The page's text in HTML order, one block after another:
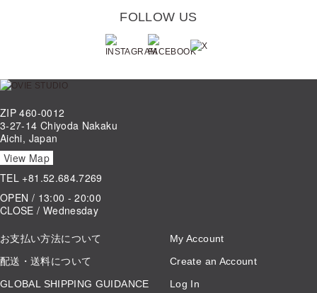
FOLLOW US
ZIP 460-0012
3-27-14 Chiyoda Nakaku
Aichi, Japan
View Map
TEL +81.52.684.7269
OPEN / 13:00 - 20:00
CLOSE / Wednesday
お支払い方法について
配送・送料について
GLOBAL SHIPPING GUIDANCE
My Account
Create an Account
Log In